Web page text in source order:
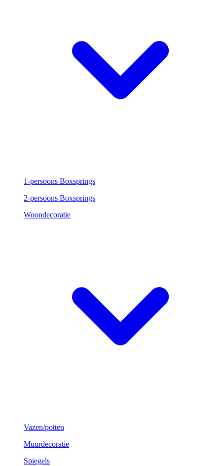
1-persoons Boxsprings
2-persoons Boxsprings
Woondecoratie
Vazen/potten
Muurdecoratie
Spiegels